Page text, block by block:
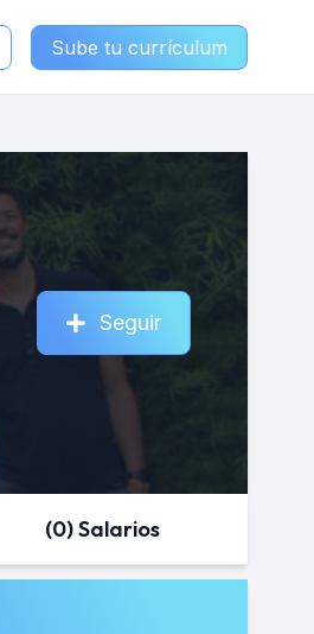
Sube tu currículum
Seguir
(0) Salarios